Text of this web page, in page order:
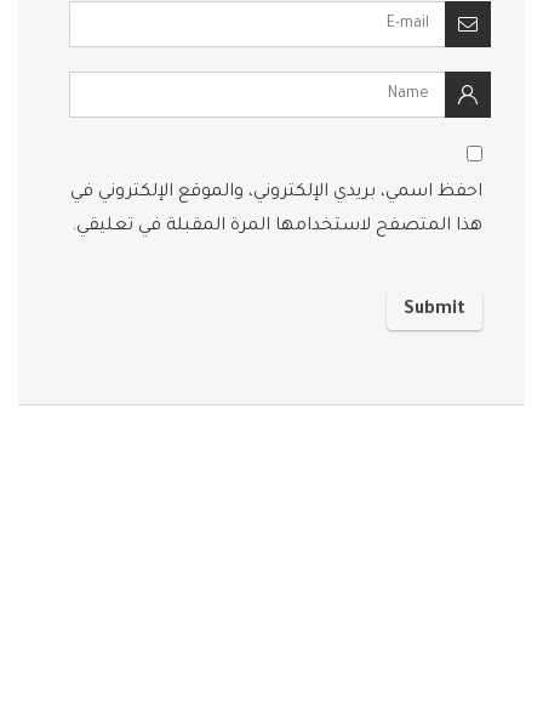
احفظ اسمي، بريدي الإلكتروني، والموقع الإلكتروني في
هذا المتصفح لاستخدامها المرة المقبلة في تعليقي.